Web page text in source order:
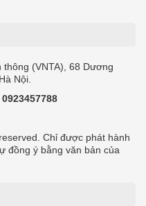
(VNTA), 68 Dương
Nội.
0923457788
Chỉ được phát hành
đồng ý bằng văn bản của